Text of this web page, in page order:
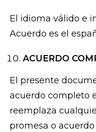
El idioma válido e
Acuerdo es el
ACUERDO
El presente
acuerdo completo
reemplaza
promesa o acuerdo